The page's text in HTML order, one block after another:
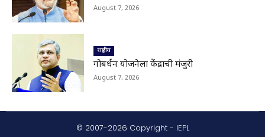
© 2007-2026 Copyright - IEPL